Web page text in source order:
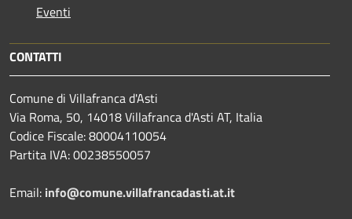
Eventi
CONTATTI
Comune di Villafranca d'Asti
Via Roma, 50, 14018 Villafranca d'Asti AT, Italia
Codice Fiscale: 80004110054
Partita IVA: 00238550057
Email: info@comune.villafrancadasti.at.it